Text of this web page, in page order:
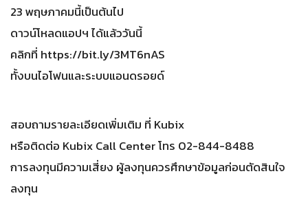
23 พฤษภาคมนี้เป็นต้นไป
ดาวน์โหลดแอปฯ ได้แล้ววันนี้
คลิกที่ https://bit.ly/3MT6nAS
ทั้งบนไอโฟนและระบบแอนดรอยด์
สอบถามรายละเอียดเพิ่มเติม ที่ Kubix
หรือติดต่อ Kubix Call Center โทร 02-844-8488
การลงทุนมีความเสี่ยง ผู้ลงทุนควรศึกษาข้อมูลก่อนตัดสินใจ
ลงทุน